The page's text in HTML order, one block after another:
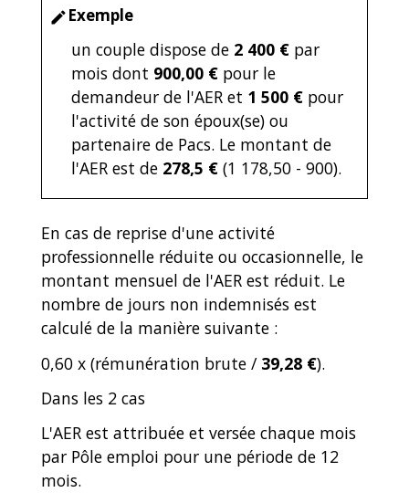
edit Exemple
un couple dispose de 2 400 € par
mois dont 900,00 € pour le
demandeur de l'AER et 1 500 € pour
l'activité de son époux(se) ou
partenaire de Pacs. Le montant de
l'AER est de 278,5 € (1 178,50 - 900).
En cas de reprise d'une activité
professionnelle réduite ou occasionnelle, le
montant mensuel de l'AER est réduit. Le
nombre de jours non indemnisés est
calculé de la manière suivante :
0,60 x (rémunération brute / 39,28 €).
Dans les 2 cas
L'AER est attribuée et versée chaque mois
par Pôle emploi pour une période de 12
mois.